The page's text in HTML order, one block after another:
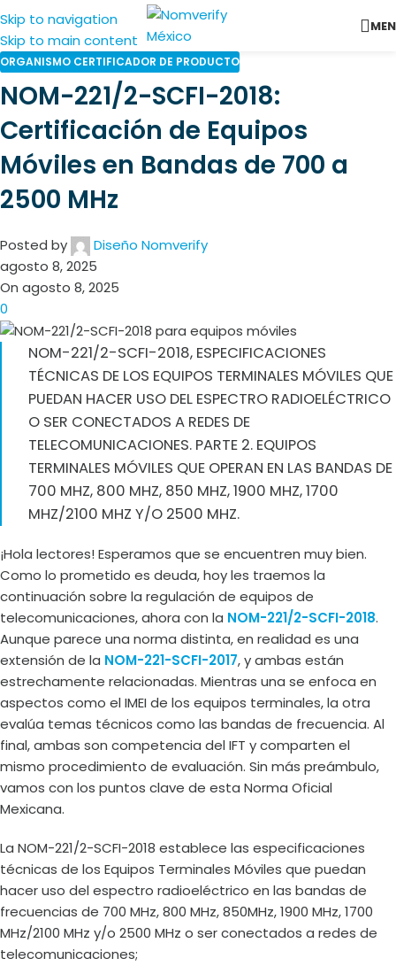
Skip to navigation
Skip to main content
ORGANISMO CERTIFICADOR DE PRODUCTO
NOM-221/2-SCFI-2018:
Certificación de Equipos
Móviles en Bandas de 700 a
2500 MHz
Posted by
Diseño Nomverify
agosto 8, 2025
On agosto 8, 2025
0
NOM-221/2-SCFI-2018, ESPECIFICACIONES
TÉCNICAS DE LOS EQUIPOS TERMINALES MÓVILES QUE
PUEDAN HACER USO DEL ESPECTRO RADIOELÉCTRICO
O SER CONECTADOS A REDES DE
TELECOMUNICACIONES. PARTE 2. EQUIPOS
TERMINALES MÓVILES QUE OPERAN EN LAS BANDAS DE
700 MHZ, 800 MHZ, 850 MHZ, 1900 MHZ, 1700
MHZ/2100 MHZ Y/O 2500 MHZ.
¡Hola lectores! Esperamos que se encuentren muy bien.
Como lo prometido es deuda, hoy les traemos la
continuación sobre la regulación de equipos de
telecomunicaciones, ahora con la NOM-221/2-SCFI-2018.
Aunque parece una norma distinta, en realidad es una
extensión de la NOM-221-SCFI-2017, y ambas están
estrechamente relacionadas. Mientras una se enfoca en
aspectos como el IMEI de los equipos terminales, la otra
evalúa temas técnicos como las bandas de frecuencia. Al
final, ambas son competencia del IFT y comparten el
mismo procedimiento de evaluación. Sin más preámbulo,
vamos con los puntos clave de esta Norma Oficial
Mexicana.
La NOM-221/2-SCFI-2018 establece las especificaciones
técnicas de los Equipos Terminales Móviles que puedan
hacer uso del espectro radioeléctrico en las bandas de
frecuencias de 700 MHz, 800 MHz, 850MHz, 1900 MHz, 1700
MHz/2100 MHz y/o 2500 MHz o ser conectados a redes de
telecomunicaciones;